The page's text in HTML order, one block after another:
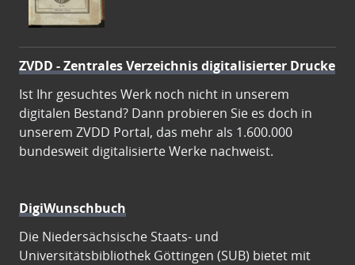
ZVDD - Zentrales Verzeichnis digitalisierter Drucke
Ist Ihr gesuchtes Werk noch nicht in unserem
digitalen Bestand? Dann probieren Sie es doch in
unserem ZVDD Portal, das mehr als 1.600.000
bundesweit digitalisierte Werke nachweist.
DigiWunschbuch
Die Niedersächsische Staats- und
Universitätsbibliothek Göttingen (SUB) bietet mit